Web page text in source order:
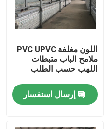
اللون مغلفة PVC UPVC
ملامح الباب مثبطات
اللهب حسب الطلب
إرسال استفسار